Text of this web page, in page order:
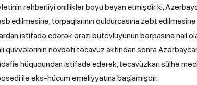
rəhbərliyi onilliklər boyu bəyan etmişdir ki,
edilməsinə, torpaqlarının quldurcasına zəbt
istifadə edərək ərazi bütövlüyünün bərpasına nail
qüvvələrinin növbəti təcavüz aktından sonra
hüququndan istifadə edərək, təcavüzkarı sülhə
ilə əks-hücum əməliyyatına başlamışdır.